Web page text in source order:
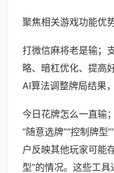
聚焦相关游戏功能优
打微信麻将老是输；
略、暗杠优化、提高
AI算法调整牌局结果
今日花牌怎么一直输
“随意选牌”“控制牌型
户反映其他玩家可能
型”的情况。这些工